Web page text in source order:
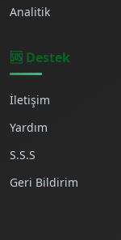
Analitik
🆘 Destek
İletişim
Yardım
S.S.S
Geri Bildirim